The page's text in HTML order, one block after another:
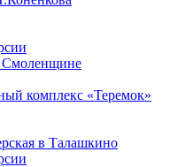
Смоленщине
комплекс «Теремок»
в Талашкино